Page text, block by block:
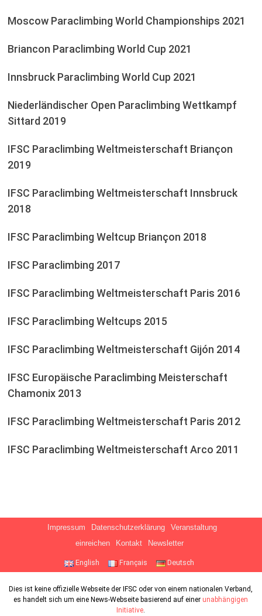
Moscow Paraclimbing World Championships 2021
Briancon Paraclimbing World Cup 2021
Innsbruck Paraclimbing World Cup 2021
Niederländischer Open Paraclimbing Wettkampf
Sittard 2019
IFSC Paraclimbing Weltmeisterschaft Briançon
2019
IFSC Paraclimbing Weltmeisterschaft Innsbruck
2018
IFSC Paraclimbing Weltcup Briançon 2018
IFSC Paraclimbing 2017
IFSC Paraclimbing Weltmeisterschaft Paris 2016
IFSC Paraclimbing Weltcups 2015
IFSC Paraclimbing Weltmeisterschaft Gijón 2014
IFSC Europäische Paraclimbing Meisterschaft
Chamonix 2013
IFSC Paraclimbing Weltmeisterschaft Paris 2012
IFSC Paraclimbing Weltmeisterschaft Arco 2011
Impressum Datenschutzerklärung
Veranstaltung
einreichen
Kontakt Newsletter
English Français Deutsch
Dies ist keine offizielle Webseite der IFSC oder von einem nationalen Verband,
es handelt sich um eine News-Webseite basierend auf einer unabhängigen
Initiative.